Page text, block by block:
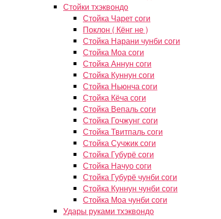
Стойки тхэквондо
Стойка Чарет соги
Поклон ( Кёнг не )
Стойка Нарани чунби соги
Стойка Моа соги
Стойка Аннун соги
Стойка Куннун соги
Стойка Ньюнча соги
Стойка Кёча соги
Стойка Вепаль соги
Стойка Гочжунг соги
Стойка Твитпаль соги
Стойка Сучжик соги
Стойка Губурё соги
Стойка Начуо соги
Стойка Губурё чунби соги
Стойка Куннун чунби соги
Стойка Моа чунби соги
Удары руками тхэквондо